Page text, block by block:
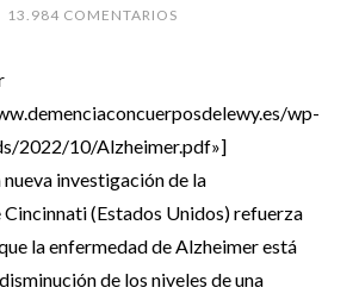
13.984 COMENTARIOS
wp-
2022/10/Alzheimer.pdf»]
investigación de la
(Estados Unidos) refuerza
la enfermedad de Alzheimer está
de los niveles de una